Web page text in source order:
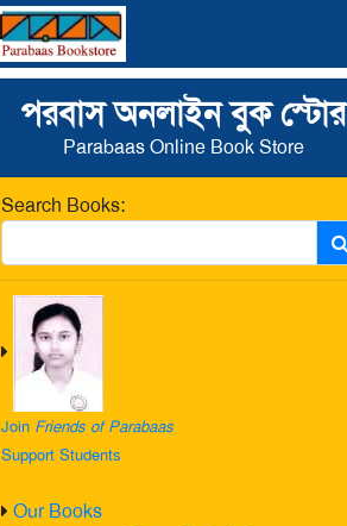
পরবাস অনলাইন বুক স্টোর
Parabaas Online Book Store
Search Books:
Join Friends of Parabaas
Support Students
Our Books